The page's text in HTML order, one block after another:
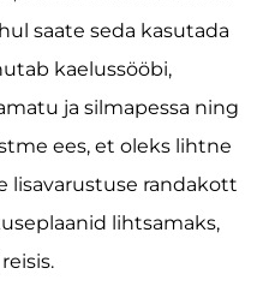
saate seda kasutada
kaelussööbi,
ja silmapessa ning
ees, et oleks lihtne
lisavarustuse randakott
lihtsamaks,